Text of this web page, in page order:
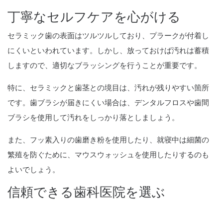
丁寧なセルフケアを心がける
セラミック歯の表面はツルツルしており、プラークが付着し
にくいといわれています。しかし、放っておけば汚れは蓄積
しますので、適切なブラッシングを行うことが重要です。
特に、セラミックと歯茎との境目は、汚れが残りやすい箇所
です。歯ブラシが届きにくい場合は、デンタルフロスや歯間
ブラシを使用して汚れをしっかり落としましょう。
また、フッ素入りの歯磨き粉を使用したり、就寝中は細菌の
繁殖を防ぐために、マウスウォッシュを使用したりするのも
よいでしょう。
信頼できる歯科医院を選ぶ